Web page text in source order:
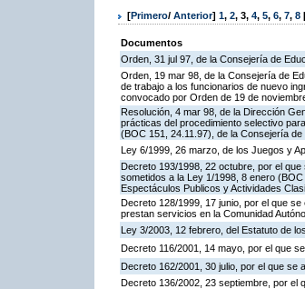
[Primero/ Anterior] 1, 2, 3, 4, 5, 6, 7, 8
Documentos
Orden, 31 jul 97, de la Consejería de
Orden, 19 mar 98, de la Consejería de
de trabajo a los funcionarios de nuevo
convocado por Orden de 19 de
Resolución, 4 mar 98, de la Dirección
prácticas del procedimiento selectivo
(BOC 151, 24.11.97), de la Consejería
Ley 6/1999, 26 marzo, de los Juegos y
Decreto 193/1998, 22 octubre, por el
sometidos a la Ley 1/1998, 8 enero
Espectáculos Publicos y Actividades
Decreto 128/1999, 17 junio, por el que
prestan servicios en la Comunidad
Ley 3/2003, 12 febrero, del Estatuto de
Decreto 116/2001, 14 mayo, por el que
Decreto 162/2001, 30 julio, por el que se
Decreto 136/2002, 23 septiembre, por el